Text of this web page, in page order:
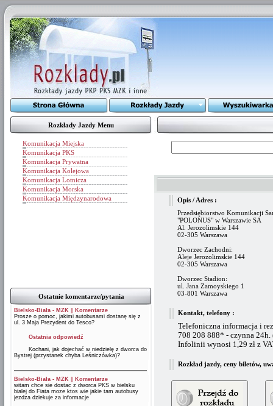
Rozkłady Jazdy Menu
Komunikacja Miejska
Komunikacja PKS
Komunikacja Prywatna
Komunikacja Kolejowa
Komunikacja Lotnicza
Komunikacja Morska
Komunikacja Międzynarodowa
Ostatnie komentarze/pytania
Bielsko-Biała - MZK
Komentarze
Prosze o pomoc, jakimi autobusami dostanę się z
ul. 3 Maja Prezydent do Tesco?
Ostatnia odpowiedź
Kochani, jak dojechać w niedzielę z dworca do
Bystrej (przystanek chyba Leśniczówka)?
Bielsko-Biała - MZK
Komentarze
witam chce sie dostac z dworca PKS w bielsku
bialej do Fiata moze ktos wie jakie tam autobusy
jezdza dziekuje za informacje
Opis / Adres :
Przedsiębiorstwo Komunikacji
"POLONUS" w Warszawie SA
Al. Jerozolimskie 144
02-305 Warszawa
Dworzec Zachodni:
Aleje Jerozolimskie 144
02-305 Warszawa
Dworzec Stadion:
ul. Jana Zamoyskiego 1
03-801 Warszawa
Kontakt, telefony :
Telefoniczna informacja i
708 208 888* - czynna 24h.
Infolinii wynosi 1,29 zł z
Rozkład jazdy, ceny biletów,